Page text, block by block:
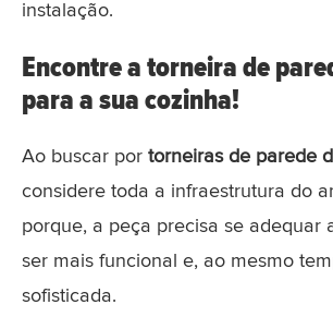
instalação.
Encontre a torneira de
para a sua cozinha!
Ao buscar por torneiras de parede
considere toda a infraestrutura do
porque, a peça precisa se adequar
ser mais funcional e, ao mesmo
sofisticada.